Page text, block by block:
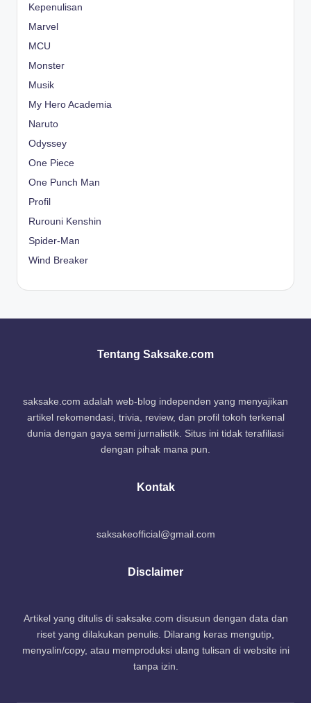
Kepenulisan
Marvel
MCU
Monster
Musik
My Hero Academia
Naruto
Odyssey
One Piece
One Punch Man
Profil
Rurouni Kenshin
Spider-Man
Wind Breaker
Tentang Saksake.com
saksake.com adalah web-blog independen yang menyajikan
artikel rekomendasi, trivia, review, dan profil tokoh terkenal
dunia dengan gaya semi jurnalistik. Situs ini tidak terafiliasi
dengan pihak mana pun.
Kontak
saksakeofficial@gmail.com
Disclaimer
Artikel yang ditulis di saksake.com disusun dengan data dan
riset yang dilakukan penulis. Dilarang keras mengutip,
menyalin/copy, atau memproduksi ulang tulisan di website ini
tanpa izin.